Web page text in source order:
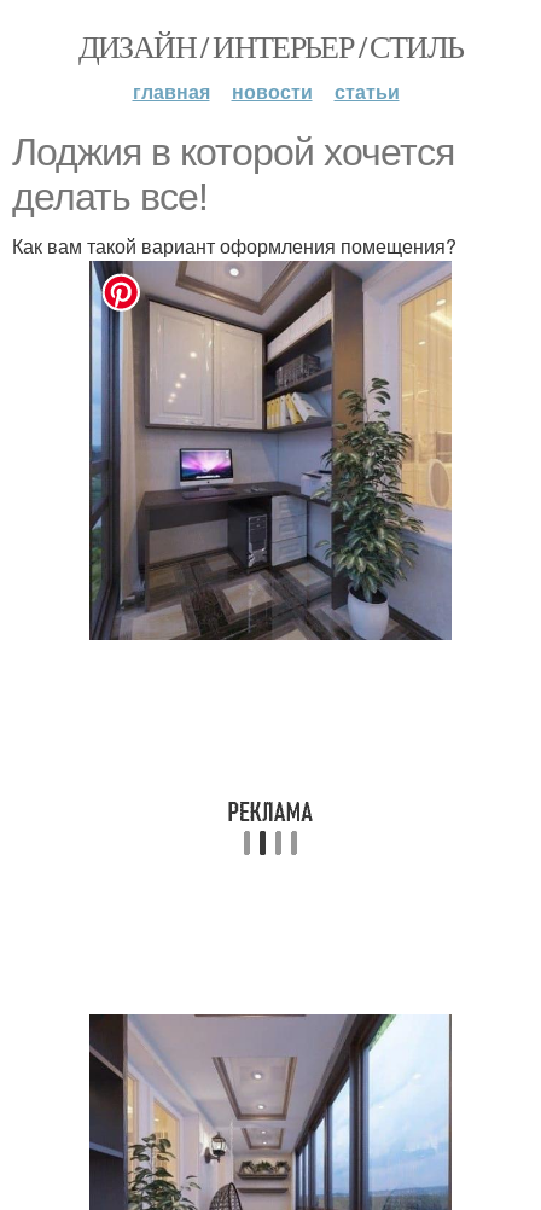
ДИЗАЙН / ИНТЕРЬЕР / СТИЛЬ
главная новости статьи
Лоджия в которой хочется
делать все!
Как вам такой вариант оформления помещения?